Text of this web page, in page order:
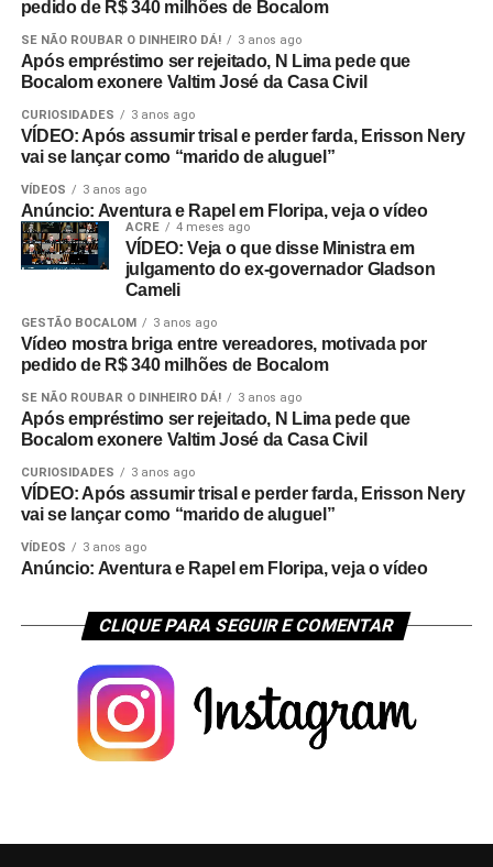
pedido de R$ 340 milhões de Bocalom
SE NÃO ROUBAR O DINHEIRO DÁ! 3 anos ago
Após empréstimo ser rejeitado, N Lima pede que
Bocalom exonere Valtim José da Casa Civil
CURIOSIDADES 3 anos ago
VÍDEO: Após assumir trisal e perder farda, Erisson Nery
vai se lançar como “marido de aluguel”
VÍDEOS 3 anos ago
Anúncio: Aventura e Rapel em Floripa, veja o vídeo
ACRE 4 meses ago
VÍDEO: Veja o que disse Ministra em
julgamento do ex-governador Gladson
Cameli
GESTÃO BOCALOM 3 anos ago
Vídeo mostra briga entre vereadores, motivada por
pedido de R$ 340 milhões de Bocalom
SE NÃO ROUBAR O DINHEIRO DÁ! 3 anos ago
Após empréstimo ser rejeitado, N Lima pede que
Bocalom exonere Valtim José da Casa Civil
CURIOSIDADES 3 anos ago
VÍDEO: Após assumir trisal e perder farda, Erisson Nery
vai se lançar como “marido de aluguel”
VÍDEOS 3 anos ago
Anúncio: Aventura e Rapel em Floripa, veja o vídeo
CLIQUE PARA SEGUIR E COMENTAR